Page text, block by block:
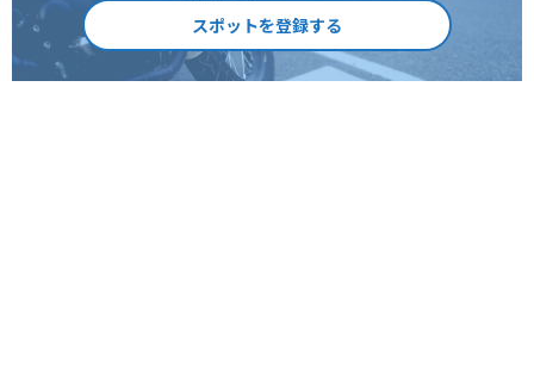
スポットを登録する